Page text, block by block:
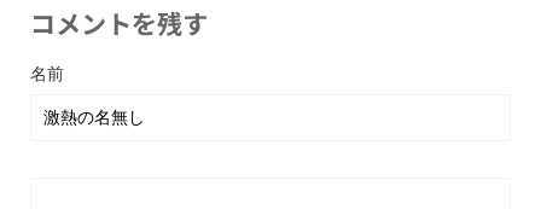
コメントを残す
名前